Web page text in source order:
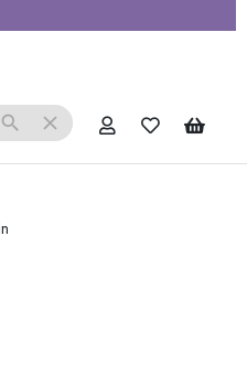
search close